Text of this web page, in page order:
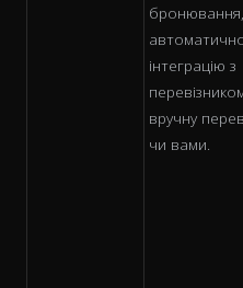
інтеграцію з
вручну
чи вами.